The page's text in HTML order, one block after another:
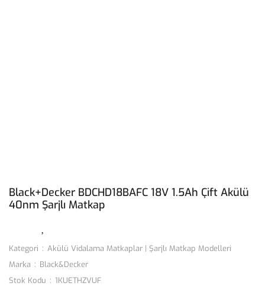
Black+Decker BDCHD18BAFC 18V 1.5Ah Çift Akülü
40nm Şarjlı Matkap
Kategori
Akülü Vidalama Matkaplar | Şarjlı Matkap Modelleri
Marka
Black&Decker
Stok Kodu
1KUETHZVUF